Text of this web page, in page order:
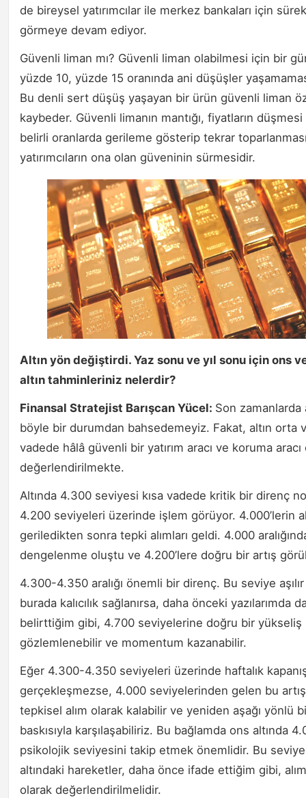
de bireysel yatırımcılar ile merkez bankaları için
görmeye devam ediyor.
Güvenli liman mı? Güvenli liman olabilmesi için bir
yüzde 10, yüzde 15 oranında ani düşüşler
Bu denli sert düşüş yaşayan bir ürün güvenli liman
kaybeder. Güvenli limanın mantığı, fiyatların
belirli oranlarda gerileme gösterip tekrar
yatırımcıların ona olan güveninin sürmesidir.
Altın yön değiştirdi. Yaz sonu ve yıl sonu için ons
altın tahminleriniz nelerdir?
Finansal Stratejist Barışcan Yücel: Son zamanlarda
böyle bir durumdan bahsedemeyiz. Fakat, altın orta
vadede hâlâ güvenli bir yatırım aracı ve koruma aracı
değerlendirilmekte.
Altında 4.300 seviyesi kısa vadede kritik bir direnç
4.200 seviyeleri üzerinde işlem görüyor. 4.000’lerin
geriledikten sonra tepki alımları geldi. 4.000
dengelenme oluştu ve 4.200’lere doğru bir artış
4.300-4.350 aralığı önemli bir direnç. Bu seviye
burada kalıcılık sağlanırsa, daha önceki yazılarımda
belirttiğim gibi, 4.700 seviyelerine doğru bir yükseliş
gözlemlenebilir ve momentum kazanabilir.
Eğer 4.300-4.350 seviyeleri üzerinde haftalık
gerçekleşmezse, 4.000 seviyelerinden gelen bu
tepkisel alım olarak kalabilir ve yeniden aşağı yönlü
baskısıyla karşılaşabiliriz. Bu bağlamda ons altında
psikolojik seviyesini takip etmek önemlidir. Bu
altındaki hareketler, daha önce ifade ettiğim gibi, alım
olarak değerlendirilmelidir.